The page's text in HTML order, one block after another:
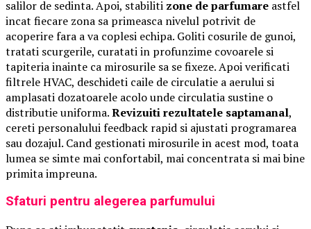
salilor de sedinta. Apoi, stabiliti zone de parfumare astfel
incat fiecare zona sa primeasca nivelul potrivit de
acoperire fara a va coplesi echipa. Goliti cosurile de gunoi,
tratati scurgerile, curatati in profunzime covoarele si
tapiteria inainte ca mirosurile sa se fixeze. Apoi verificati
filtrele HVAC, deschideti caile de circulatie a aerului si
amplasati dozatoarele acolo unde circulatia sustine o
distributie uniforma.Revizuiti rezultatele saptamanal,
cereti personalului feedback rapid si ajustati programarea
sau dozajul. Cand gestionati mirosurile in acest mod, toata
lumea se simte mai confortabil, mai concentrata si mai bine
primita impreuna.
Sfaturi pentru alegerea parfumului